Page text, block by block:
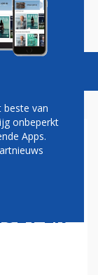
Vacatures
ER
beste van
onbeperkt
Apps.